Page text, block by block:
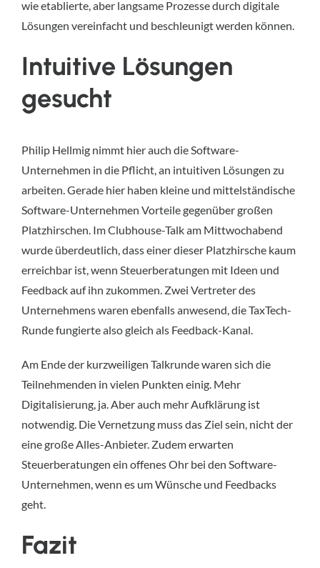
wie etablierte, aber langsame Prozesse durch digitale
Lösungen vereinfacht und beschleunigt werden können.
Intuitive Lösungen
gesucht
Philip Hellmig nimmt hier auch die Software-
Unternehmen in die Pflicht, an intuitiven Lösungen zu
arbeiten. Gerade hier haben kleine und mittelständische
Software-Unternehmen Vorteile gegenüber großen
Platzhirschen. Im Clubhouse-Talk am Mittwochabend
wurde überdeutlich, dass einer dieser Platzhirsche kaum
erreichbar ist, wenn Steuerberatungen mit Ideen und
Feedback auf ihn zukommen. Zwei Vertreter des
Unternehmens waren ebenfalls anwesend, die TaxTech-
Runde fungierte also gleich als Feedback-Kanal.
Am Ende der kurzweiligen Talkrunde waren sich die
Teilnehmenden in vielen Punkten einig. Mehr
Digitalisierung, ja. Aber auch mehr Aufklärung ist
notwendig. Die Vernetzung muss das Ziel sein, nicht der
eine große Alles-Anbieter. Zudem erwarten
Steuerberatungen ein offenes Ohr bei den Software-
Unternehmen, wenn es um Wünsche und Feedbacks
geht.
Fazit